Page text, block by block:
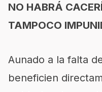
NO HABRÁ
TAMPOCO
Aunado a la falta
beneficien